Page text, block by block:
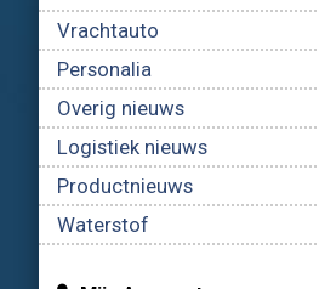
Vrachtauto
Personalia
Overig nieuws
Logistiek nieuws
Productnieuws
Waterstof